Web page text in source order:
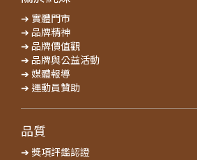
➔ 實體門市
➔ 品牌精神
➔ 品牌價值觀
➔ 品牌與公益活動
➔ 媒體報導
➔ 運動員贊助
品質
➔ 獎項評鑑認證